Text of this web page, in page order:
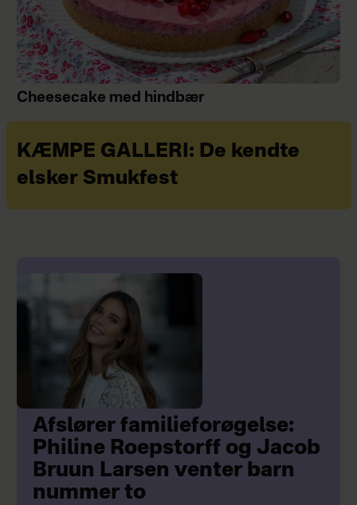
Cheesecake med hindbær
KÆMPE GALLERI: De kendte
elsker Smukfest
Afslører familieforøgelse:
Philine Roepstorff og Jacob
Bruun Larsen venter barn
nummer to